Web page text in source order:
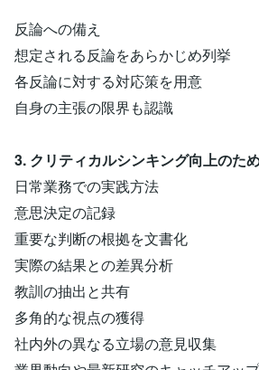
反論への備え
想定される反論をあらかじめ列挙
各反論に対する対応策を用意
自身の主張の限界も認識
3. クリティカルシンキング向上のた
日常業務での実践方法
意思決定の記録
重要な判断の根拠を文書化
実際の結果との差異分析
教訓の抽出と共有
多角的な視点の獲得
社内外の異なる立場の意見収集